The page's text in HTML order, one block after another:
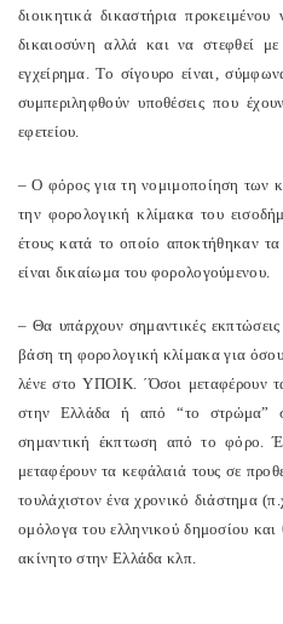
διοικητικά δικαστήρια
δικαιοσύνη αλλά και να στεφθεί με
εγχείρημα. Το σίγουρο είναι,
συμπεριληφθούν υποθέσεις που
εφετείου.
– Ο φόρος για τη νομιμοποίηση των
την φορολογική κλίμακα του
έτους κατά το οποίο αποκτήθηκαν
είναι δικαίωμα του φορολογούμενου.
– Θα υπάρχουν σημαντικές
βάση τη φορολογική κλίμακα για
λένε στο ΥΠΟΙΚ. ΄Όσοι μεταφέρουν
στην Ελλάδα ή από “το στρώμα”
σημαντική έκπτωση από το φόρο.
μεταφέρουν τα κεφάλαιά τους σε
τουλάχιστον ένα χρονικό διάστημα
ομόλογα του ελληνικού δημοσίου
ακίνητο στην Ελλάδα κλπ.